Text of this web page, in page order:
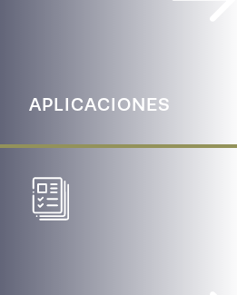
APLICACIONES